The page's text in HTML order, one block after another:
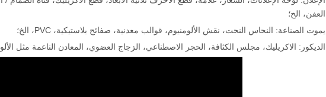
العفن، الخ؛
يموت الصناعة: النحاس النحت، نقش الألومنيوم، قوالب معدنية، صفائح بلاستيكية، PVC، الخ؛
الديكور: الاكريليك، مجلس الكثافة، الحجر الاصطناعي، الزجاج العضوي، المعادن الناعمة مثل